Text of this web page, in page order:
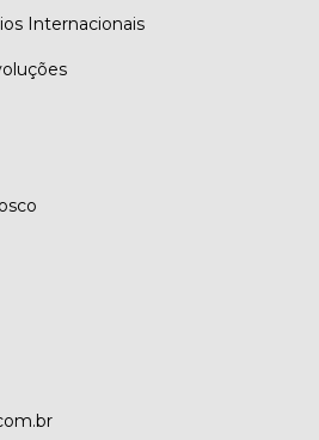
Internacionais